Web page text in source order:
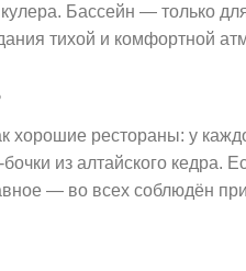
Бассейн — только
тихой и комфортной
рестораны: у
из алтайского кедра.
— во всех соблюдён